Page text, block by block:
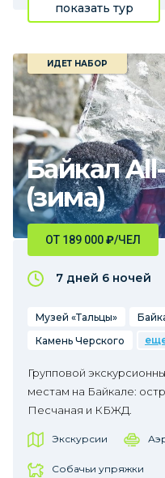
показать тур
Байкал
(зима)
ИДЕТ НАБОР
ОТ 189 000₽/ЧЕЛ
7 дней 6 ночей
Музей «Тальцы»
Камень Черского
Групповой
местам на Байкале:
Песчаная и КБЖД.
Экскурсии
Собачьи упряжки